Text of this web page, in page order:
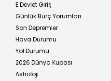
E Devlet Giriş
Günlük Burç Yorumları
Son Depremler
Hava Durumu
Yol Durumu
2026 Dünya Kupası
Astroloji